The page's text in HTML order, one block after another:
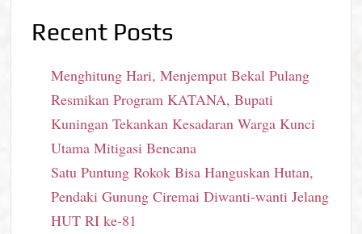
Recent Posts
Menghitung Hari, Menjemput Bekal Pulang
Resmikan Program KATANA, Bupati
Kuningan Tekankan Kesadaran Warga Kunci
Utama Mitigasi Bencana
Satu Puntung Rokok Bisa Hanguskan Hutan,
Pendaki Gunung Ciremai Diwanti-wanti Jelang
HUT RI ke-81